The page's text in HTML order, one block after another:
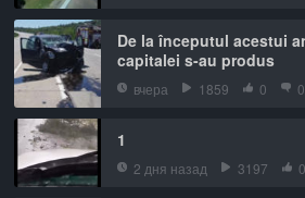
De la începutul acestui
capitalei s-au produs
вчера 1859 0 0
1
2 дня назад 3197 0